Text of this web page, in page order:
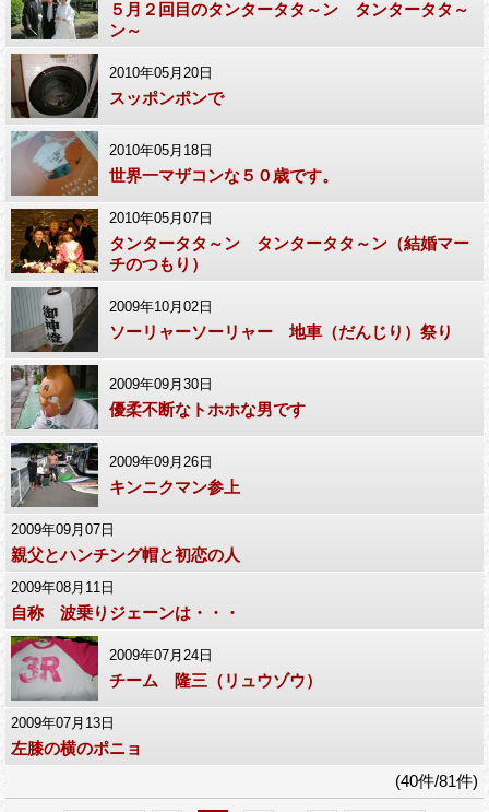
５月２回目のタンタータタ～ン タンタータタ～
ン～
2010年05月20日
スッポンポンで
2010年05月18日
世界一マザコンな５０歳です。
2010年05月07日
タンタータタ～ン タンタータタ～ン（結婚マー
チのつもり）
2009年10月02日
ソーリャーソーリャー 地車（だんじり）祭り
2009年09月30日
優柔不断なトホホな男です
2009年09月26日
キンニクマン参上
2009年09月07日
親父とハンチング帽と初恋の人
2009年08月11日
自称 波乗りジェーンは・・・
2009年07月24日
チーム 隆三（リュウゾウ）
2009年07月13日
左膝の横のポニョ
(40件/81件)